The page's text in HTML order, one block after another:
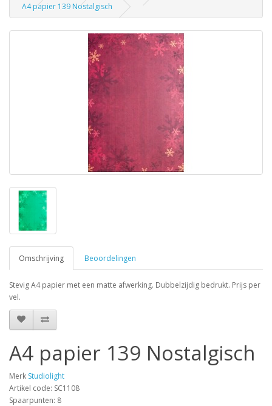
A4 papier 139 Nostalgisch
Omschrijving Beoordelingen
Stevig A4 papier met een matte afwerking. Dubbelzijdig bedrukt. Prijs per
vel.
A4 papier 139 Nostalgisch
Merk Studiolight
Artikel code: SC1108
Spaarpunten: 8